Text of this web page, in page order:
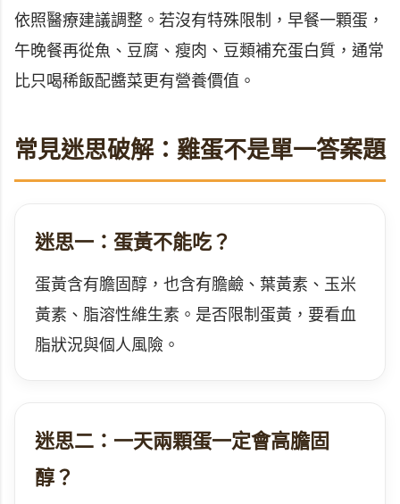
依照醫療建議調整。若沒有特殊限制，早餐一顆蛋，
午晚餐再從魚、豆腐、瘦肉、豆類補充蛋白質，通常
比只喝稀飯配醬菜更有營養價值。
常見迷思破解：雞蛋不是單一答案題
迷思一：蛋黃不能吃？
蛋黃含有膽固醇，也含有膽鹼、葉黃素、玉米
黃素、脂溶性維生素。是否限制蛋黃，要看血
脂狀況與個人風險。
迷思二：一天兩顆蛋一定會高膽固
醇？